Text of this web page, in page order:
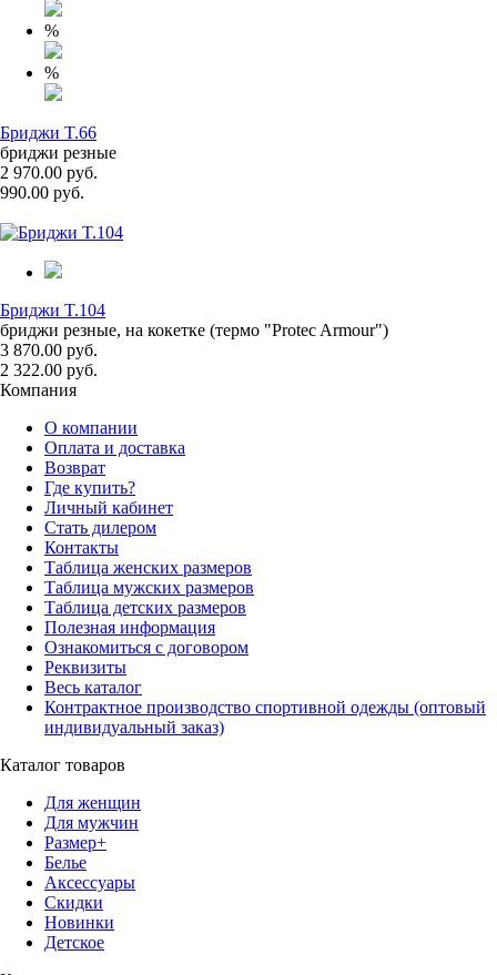
%
%
Бриджи T.66
бриджи резные
2 970.00 руб.
990.00 руб.
Бриджи T.104
бриджи резные, на кокетке (термо "Protec Armour")
3 870.00 руб.
2 322.00 руб.
Компания
О компании
Оплата и доставка
Возврат
Где купить?
Личный кабинет
Стать дилером
Контакты
Таблица женских размеров
Таблица мужских размеров
Таблица детских размеров
Полезная информация
Ознакомиться с договором
Реквизиты
Весь каталог
Контрактное производство спортивной одежды (оптовый
индивидуальный заказ)
Каталог товаров
Для женщин
Для мужчин
Размер+
Белье
Аксессуары
Скидки
Новинки
Детское